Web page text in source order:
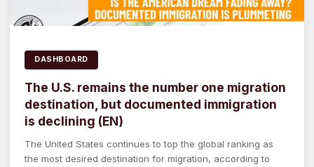
DASHBOARD
The U.S. remains the number one migration
destination, but documented immigration
is declining (EN)
The United States continues to top the global ranking as
the most desired destination for migration, according to